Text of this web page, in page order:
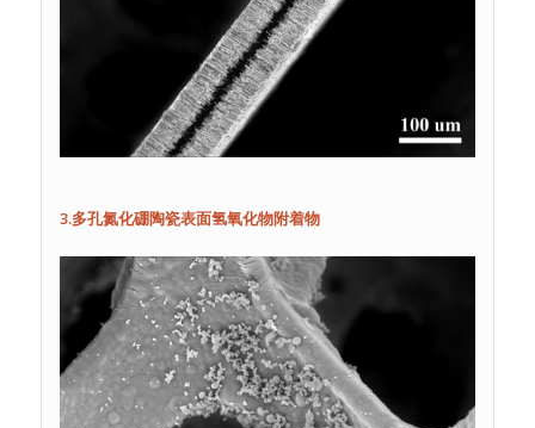
3.多孔氮化硼陶瓷表面氢氧化物附着物